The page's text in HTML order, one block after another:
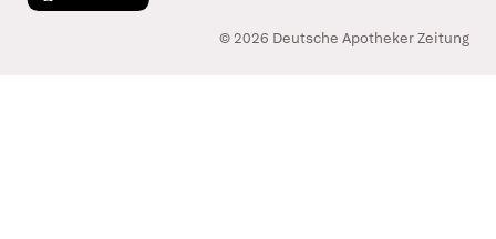
© 2026 Deutsche Apotheker Zeitung